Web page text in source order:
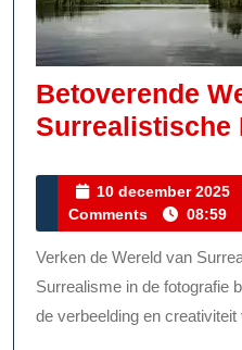
Betoverende
Surrealistische
10 december 2025
Comments
08:59
Verken de Wereld van Surrealistische Fotografie
Surrealisme in de fotografie
de verbeelding en creativiteit